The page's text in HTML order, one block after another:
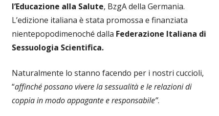
l’Educazione alla Salute, BzgA della Germania.
L’edizione italiana è stata promossa e finanziata
nientepopodimenoché dalla Federazione Italiana di
Sessuologia Scientifica.
Naturalmente lo stanno facendo per i nostri cuccioli,
“affinché possano vivere la sessualità e le relazioni di
coppia in modo appagante e responsabile”.